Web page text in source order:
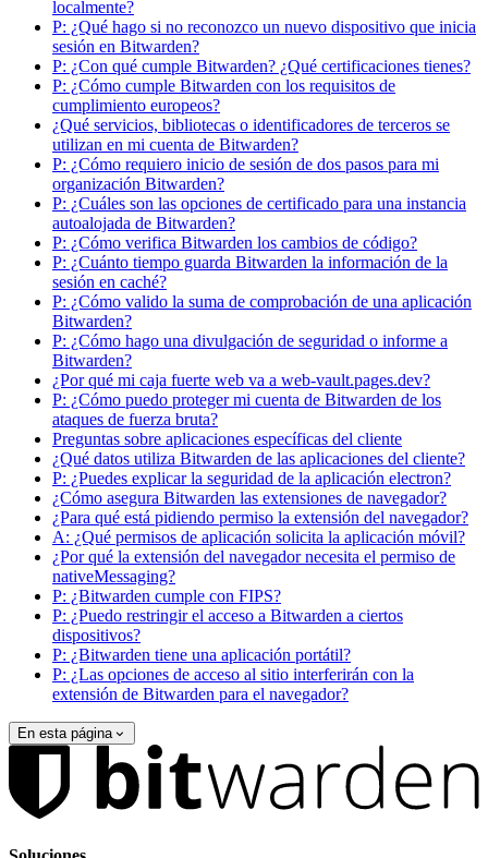
localmente?
P: ¿Qué hago si no reconozco un nuevo dispositivo que inicia
sesión en Bitwarden?
P: ¿Con qué cumple Bitwarden? ¿Qué certificaciones tienes?
P: ¿Cómo cumple Bitwarden con los requisitos de
cumplimiento europeos?
¿Qué servicios, bibliotecas o identificadores de terceros se
utilizan en mi cuenta de Bitwarden?
P: ¿Cómo requiero inicio de sesión de dos pasos para mi
organización Bitwarden?
P: ¿Cuáles son las opciones de certificado para una instancia
autoalojada de Bitwarden?
P: ¿Cómo verifica Bitwarden los cambios de código?
P: ¿Cuánto tiempo guarda Bitwarden la información de la
sesión en caché?
P: ¿Cómo valido la suma de comprobación de una aplicación
Bitwarden?
P: ¿Cómo hago una divulgación de seguridad o informe a
Bitwarden?
¿Por qué mi caja fuerte web va a web-vault.pages.dev?
P: ¿Cómo puedo proteger mi cuenta de Bitwarden de los
ataques de fuerza bruta?
Preguntas sobre aplicaciones específicas del cliente
¿Qué datos utiliza Bitwarden de las aplicaciones del cliente?
P: ¿Puedes explicar la seguridad de la aplicación electron?
¿Cómo asegura Bitwarden las extensiones de navegador?
¿Para qué está pidiendo permiso la extensión del navegador?
A: ¿Qué permisos de aplicación solicita la aplicación móvil?
¿Por qué la extensión del navegador necesita el permiso de
nativeMessaging?
P: ¿Bitwarden cumple con FIPS?
P: ¿Puedo restringir el acceso a Bitwarden a ciertos
dispositivos?
P: ¿Bitwarden tiene una aplicación portátil?
P: ¿Las opciones de acceso al sitio interferirán con la
extensión de Bitwarden para el navegador?
En esta página